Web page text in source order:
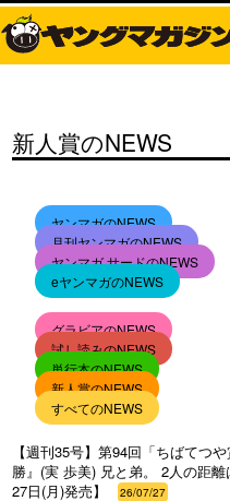
新人賞のNEWS
ヤンマガのNEWS
月刊ヤンマガのNEWS
ヤンマガ サードのNEWS
eヤンマガのNEWS
グラビアのNEWS
試し読みのNEWS
単行本のNEWS
新人賞のNEWS
すべてのNEWS
【週刊35号】第94回「ちばてつ
勝』(実 歩美) 兄と弟。 2人の距
27日(月)発売】
26/07/27